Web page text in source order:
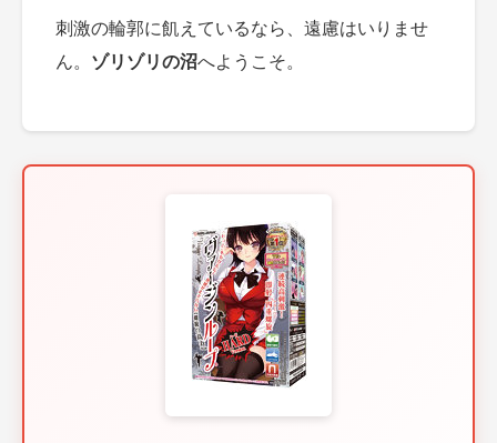
刺激の輪郭に飢えているなら、遠慮はいりませ
ん。 ゾリゾリの沼へようこそ。